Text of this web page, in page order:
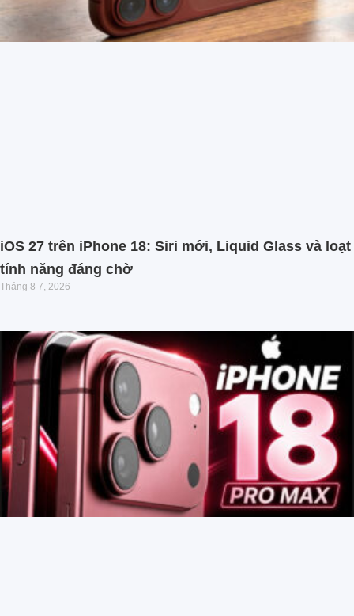
iOS 27 trên iPhone 18: Siri mới, Liquid Glass và loạt
tính năng đáng chờ
Tháng 8 7, 2026